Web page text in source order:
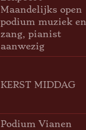
Maandelijks open
podium muziek en
zang, pianist
aanwezig
KERST MIDDAG
Podium Vianen